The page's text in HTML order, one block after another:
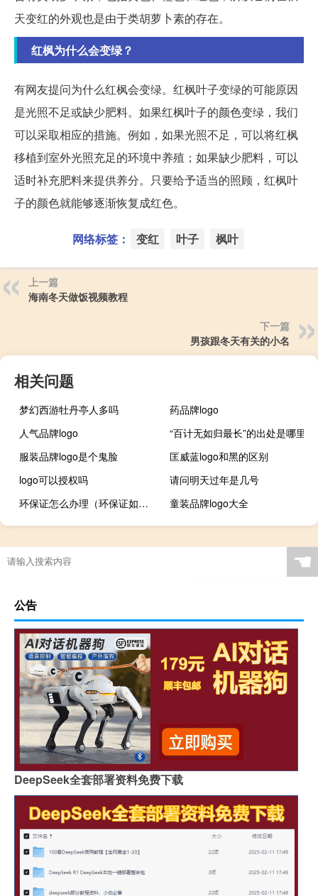
天变红的外观也是由于类胡萝卜素的存在。
红枫为什么会变绿？
有网友提问为什么红枫会变绿。红枫叶子变绿的可能原因
是光照不足或缺少肥料。如果红枫叶子的颜色变绿，我们
可以采取相应的措施。例如，如果光照不足，可以将红枫
移植到室外光照充足的环境中养殖；如果缺少肥料，可以
适时补充肥料来提供养分。只要给予适当的照顾，红枫叶
子的颜色就能够逐渐恢复成红色。
网络标签： 变红 叶子 枫叶
上一篇
海南冬天做饭视频教程
下一篇
男孩跟冬天有关的小名
相关问题
梦幻西游牡丹亭人多吗
药品牌logo
人气品牌logo
“百计无如归最长”的出处是哪里
服装品牌logo是个鬼脸
匡威蓝logo和黑的区别
logo可以授权吗
请问明天过年是几号
环保证怎么办理（环保证如何办理）
童装品牌logo大全
☚
公告
DeepSeek全套部署资料免费下载